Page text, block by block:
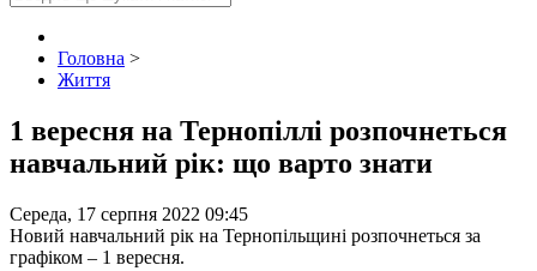
Головна >
Життя
1 вересня на Тернопіллі розпочнеться
навчальний рік: що варто знати
Середа, 17 серпня 2022 09:45
Новий навчальний рік на Тернопільщині розпочнеться за
графіком – 1 вересня.